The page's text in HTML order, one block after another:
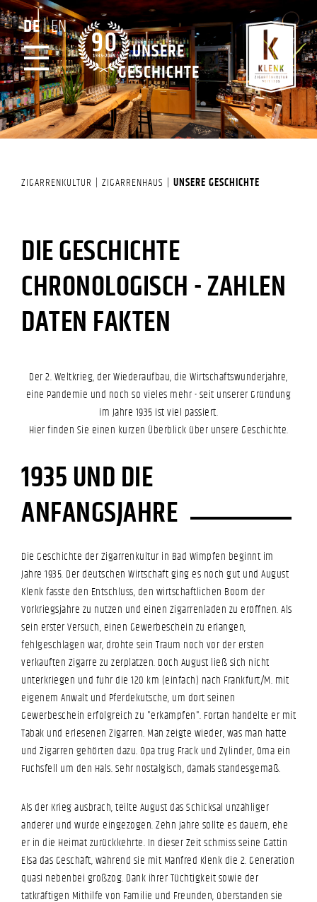
DE
EN
UNSERE
GESCHICHTE
ZIGARRENKULTUR ZIGARRENHAUS UNSERE GESCHICHTE
DIE GESCHICHTE
CHRONOLOGISCH - ZAHLEN
DATEN FAKTEN
Der 2. Weltkrieg, der Wiederaufbau, die Wirtschaftswunderjahre,
eine Pandemie und noch so vieles mehr - seit unserer Gründung
im Jahre 1935 ist viel passiert.
Hier finden Sie einen kurzen Überblick über unsere Geschichte.
1935 UND DIE
ANFANGSJAHRE
Die Geschichte der Zigarrenkultur in Bad Wimpfen beginnt im
Jahre 1935. Der deutschen Wirtschaft ging es noch gut und August
Klenk fasste den Entschluss, den wirtschaftlichen Boom der
Vorkriegsjahre zu nutzen und einen Zigarrenladen zu eröffnen. Als
sein erster Versuch, einen Gewerbeschein zu erlangen,
fehlgeschlagen war, drohte sein Traum noch vor der ersten
verkauften Zigarre zu zerplatzen. Doch August ließ sich nicht
unterkriegen und fuhr die 120 km (einfach) nach Frankfurt/M. mit
eigenem Anwalt und Pferdekutsche, um dort seinen
Gewerbeschein erfolgreich zu "erkämpfen". Fortan handelte er mit
Tabak und erlesenen Zigarren. Man zeigte wieder, was man hatte
und Zigarren gehörten dazu. Opa trug Frack und Zylinder, Oma ein
Fuchsfell um den Hals. Sehr nostalgisch, damals standesgemäß.
Als der Krieg ausbrach, teilte August das Schicksal unzähliger
anderer und wurde eingezogen. Zehn Jahre sollte es dauern, ehe
er in die Heimat zurückkehrte. In dieser Zeit schmiss seine Gattin
Elsa das Geschäft, während sie mit Manfred Klenk die 2. Generation
quasi nebenbei großzog. Dank ihrer Tüchtigkeit sowie der
tatkräftigen Mithilfe von Familie und Freunden, überstanden sie